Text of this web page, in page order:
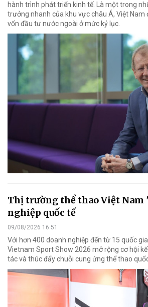
hành trình phát triển kinh tế. Là một trong
trưởng nhanh của khu vực châu Á, Việt Nam
vốn đầu tư nước ngoài ở mức kỷ lục.
Thị trường thể thao Việt Nam
nghiệp quốc tế
09/08/2026 16:51
Với hơn 400 doanh nghiệp đến từ 15 quốc
Vietnam Sport Show 2026 mở rộng cơ hội
tác và thúc đẩy chuỗi cung ứng thể thao